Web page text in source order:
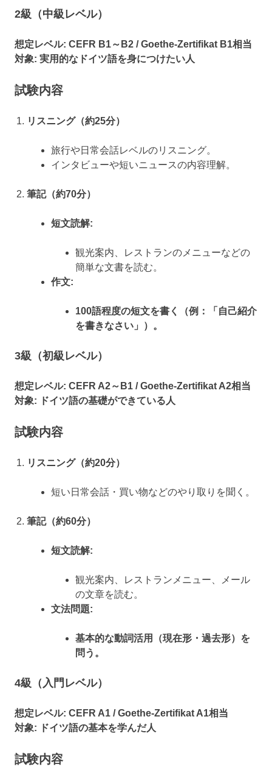
2級（中級レベル）
想定レベル: CEFR B1～B2 / Goethe-Zertifikat B1相当
対象: 実用的なドイツ語を身につけたい人
試験内容
リスニング（約25分）
旅行や日常会話レベルのリスニング。
インタビューや短いニュースの内容理解。
筆記（約70分）
短文読解:
観光案内、レストランのメニューなどの
簡単な文書を読む。
作文:
100語程度の短文を書く（例：「自己紹介
を書きなさい」）。
3級（初級レベル）
想定レベル: CEFR A2～B1 / Goethe-Zertifikat A2相当
対象:
ドイツ語の基礎ができている人
試験内容
リスニング（約20分）
短い日常会話・買い物などのやり取りを聞く。
筆記（約60分）
短文読解:
観光案内、レストランメニュー、メール
の文章を読む。
文法問題:
基本的な動詞活用（現在形・過去形）を
問う。
4級（入門レベル）
想定レベル: CEFR A1 / Goethe-Zertifikat A1相当
対象:
ドイツ語の基本を学んだ人
試験内容